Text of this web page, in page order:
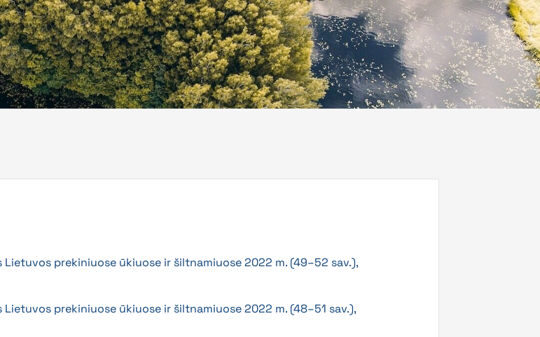
prekiniuose ūkiuose ir šiltnamiuose 2022 m. (49–52 sav.),
prekiniuose ūkiuose ir šiltnamiuose 2022 m. (48–51 sav.),